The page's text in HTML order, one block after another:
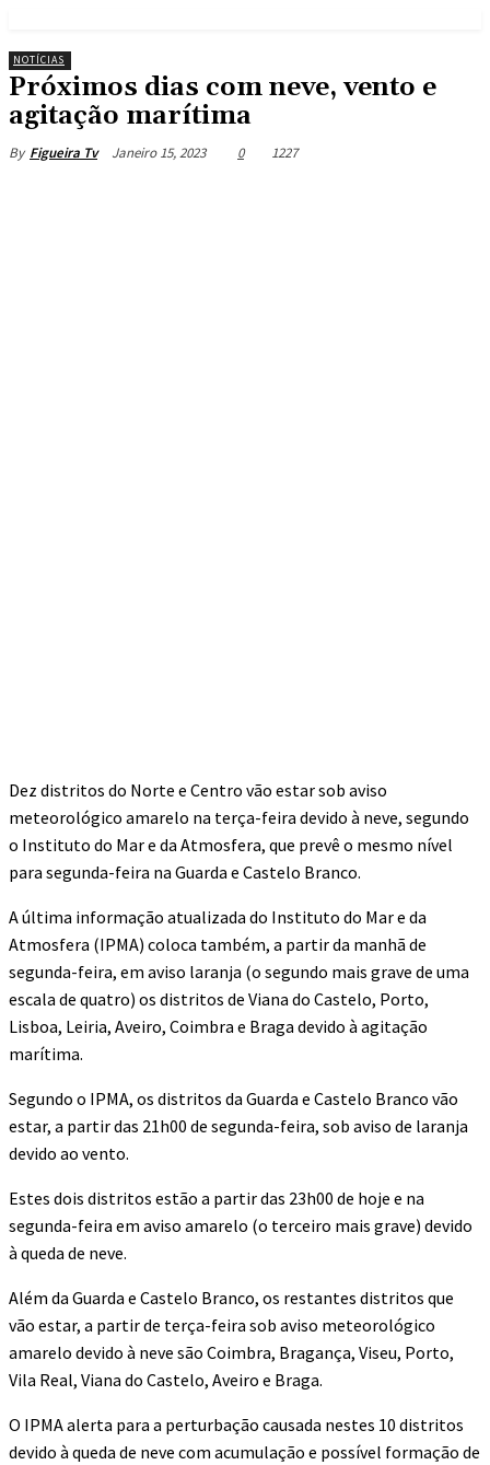
NOTÍCIAS
Próximos dias com neve, vento e
agitação marítima
By Figueira Tv Janeiro 15, 2023 0 1227
Dez distritos do Norte e Centro vão estar sob aviso
meteorológico amarelo na terça-feira devido à neve, segundo
o Instituto do Mar e da Atmosfera, que prevê o mesmo nível
para segunda-feira na Guarda e Castelo Branco.
A última informação atualizada do Instituto do Mar e da
Atmosfera (IPMA) coloca também, a partir da manhã de
segunda-feira, em aviso laranja (o segundo mais grave de uma
escala de quatro) os distritos de Viana do Castelo, Porto,
Lisboa, Leiria, Aveiro, Coimbra e Braga devido à agitação
marítima.
Segundo o IPMA, os distritos da Guarda e Castelo Branco vão
estar, a partir das 21h00 de segunda-feira, sob aviso de laranja
devido ao vento.
Estes dois distritos estão a partir das 23h00 de hoje e na
segunda-feira em aviso amarelo (o terceiro mais grave) devido
à queda de neve.
Além da Guarda e Castelo Branco, os restantes distritos que
vão estar, a partir de terça-feira sob aviso meteorológico
amarelo devido à neve são Coimbra, Bragança, Viseu, Porto,
Vila Real, Viana do Castelo, Aveiro e Braga.
O IPMA alerta para a perturbação causada nestes 10 distritos
devido à queda de neve com acumulação e possível formação de